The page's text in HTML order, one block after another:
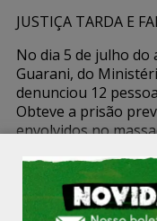
JUSTIÇA TARDA E
No dia 5 de julho do
Guarani, do
denunciou 12
Obteve a prisão
envolvidos no
Eduardo Tomonaga,
Virgílio “Metifogo”,
só foi efetuada um